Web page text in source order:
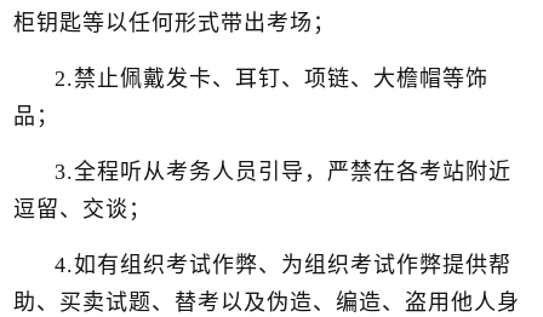
柜钥匙等以任何形式带出考场；
2.禁止佩戴发卡、耳钉、项链、大檐帽等饰
品；
3.全程听从考务人员引导，严禁在各考站附近
逗留、交谈；
4.如有组织考试作弊、为组织考试作弊提供帮
助、买卖试题、替考以及伪造、编造、盗用他人身